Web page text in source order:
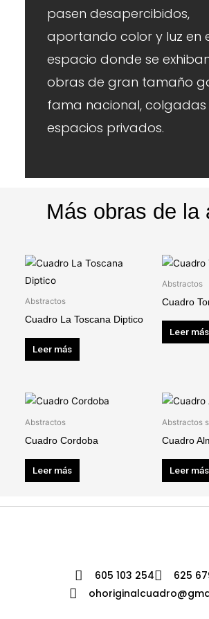
pasen desapercibidos,
aportando color y luz en
espacio donde se
obras de gran tamaño
fama nacional, colgadas
espacios privados.
Más obras de la
Abstractos
Cuadro La Toscana Diptico
Leer más
Abstractos
Cuadro
Leer más
Abstractos
Cuadro Cordoba
Leer más
Abstractos
Cuadro
Leer más
605 103 254
625